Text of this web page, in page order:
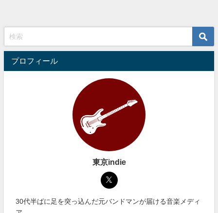
プロフィール
東京indie
30代半ばに足を突っ込んだ元バンドマンが届ける音楽メディ